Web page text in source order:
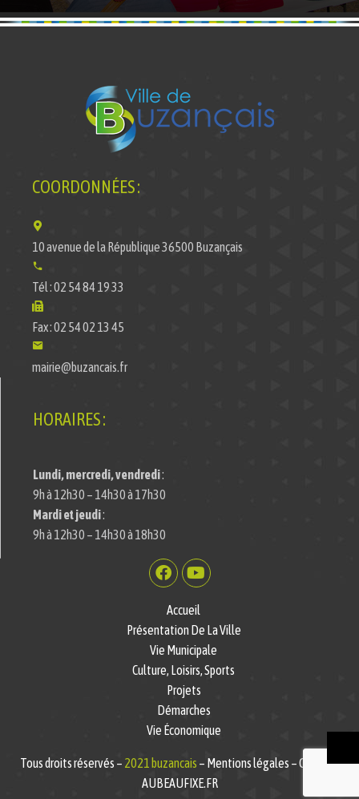
COORDONNÉES :
10 avenue de la République 36500 Buzançais
Tél : 02 54 84 19 33
Fax : 02 54 02 13 45
mairie@buzancais.fr
HORAIRES :
Lundi, mercredi, vendredi:
9h à 12h30 – 14h30 à 17h30
Mardi et jeudi:
9h à 12h30 – 14h30 à 18h30
Accueil
Présentation De La Ville
Vie Municipale
Culture, Loisirs, Sports
Projets
Démarches
Vie Économique
Tous droits réservés – 2021 buzancais – Mentions légales – Création
AUBEAUFIXE.FR